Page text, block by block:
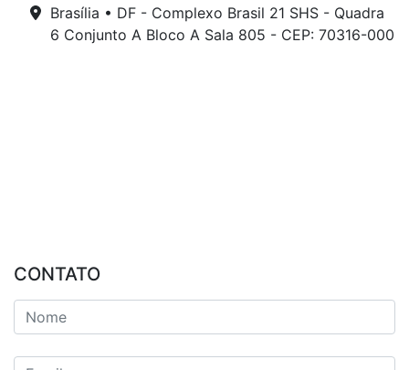
Brasília • DF - Complexo Brasil 21 SHS - Quadra
6 Conjunto A Bloco A Sala 805 - CEP: 70316-000
CONTATO